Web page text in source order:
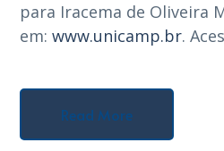
para Iracema de Oliveira
em:www.unicamp.br.
Read More